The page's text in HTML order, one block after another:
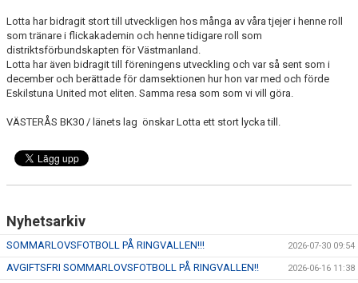
Lotta har bidragit stort till utveckligen hos många av våra tjejer i henne roll
som tränare i flickakademin och henne tidigare roll som
distriktsförbundskapten för Västmanland.
Lotta har även bidragit till föreningens utveckling och var så sent som i
december och berättade för damsektionen hur hon var med och förde
Eskilstuna United mot eliten. Samma resa som som vi vill göra.
VÄSTERÅS BK30 / länets lag önskar Lotta ett stort lycka till.
Nyhetsarkiv
SOMMARLOVSFOTBOLL PÅ RINGVALLEN!!! 2026-07-30 09:54
AVGIFTSFRI SOMMARLOVSFOTBOLL PÅ RINGVALLEN!! 2026-06-16 11:38